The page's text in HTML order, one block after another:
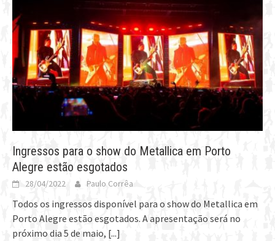
Ingressos para o show do Metallica em Porto
Alegre estão esgotados
28/04/2022 Paulo Corrêa
Todos os ingressos disponível para o show do Metallica em
Porto Alegre estão esgotados. A apresentação será no
próximo dia 5 de maio, [...]